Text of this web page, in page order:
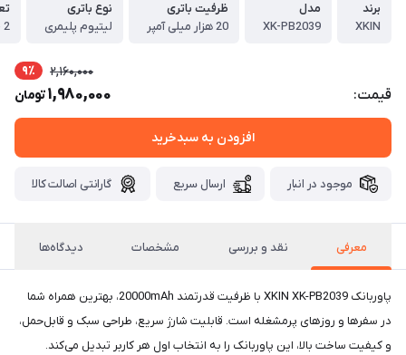
برند
XKIN
مدل
XK-PB2039
ظرفیت باتری
20 هزار میلی آمپر
نوع باتری
لیتیوم پلیمری
2 (Type-C و USB)
قیمت:
2,160,000 9٪
1,980,000تومان
افزودن به سبدخرید
موجود در انبار ارسال سریع گارانتی اصالت کالا
معرفی نقد و بررسی مشخصات دیدگاه‌ها
پاوربانک XKIN XK-PB2039 با ظرفیت قدرتمند 20000mAh، بهترین همراه شما
در سفرها و روزهای پرمشغله است. قابلیت شارژ سریع، طراحی سبک و قابل‌حمل،
و کیفیت ساخت بالا، این پاوربانک را به انتخاب اول هر کاربر تبدیل می‌کند.